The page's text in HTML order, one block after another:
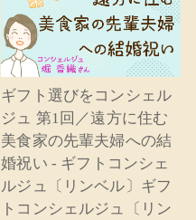
ギフト選びをコンシェル
ジュ 第1回／遠方に住む
美食家の先輩夫婦への結
婚祝い - ギフトコンシェ
ルジュ〔リンベル〕ギフ
トコンシェルジュ〔リン